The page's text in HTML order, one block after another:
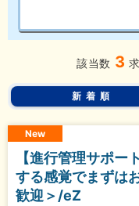
該当数 3
新着順
New
【進行管理サポー
する感覚でまずは
歓迎＞/eZ